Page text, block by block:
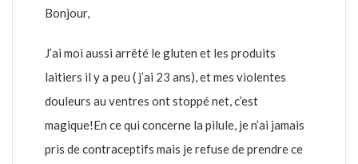
Bonjour,
J’ai moi aussi arrêté le gluten et les produits
laitiers il y a peu ( j’ai 23 ans), et mes violentes
douleurs au ventres ont stoppé net, c’est
magique!En ce qui concerne la pilule, je n’ai jamais
pris de contraceptifs mais je refuse de prendre ce